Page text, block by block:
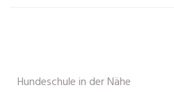
Hundeschule in der Nähe